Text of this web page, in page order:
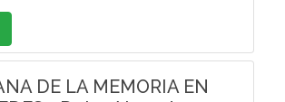
DE LA MEMORIA EN